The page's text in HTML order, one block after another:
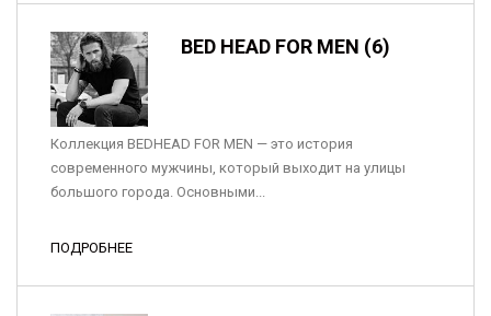
BED HEAD FOR MEN (6)
Коллекция BEDHEAD FOR MEN — это история
современного мужчины, который выходит на улицы
большого города. Основными...
ПОДРОБНЕЕ